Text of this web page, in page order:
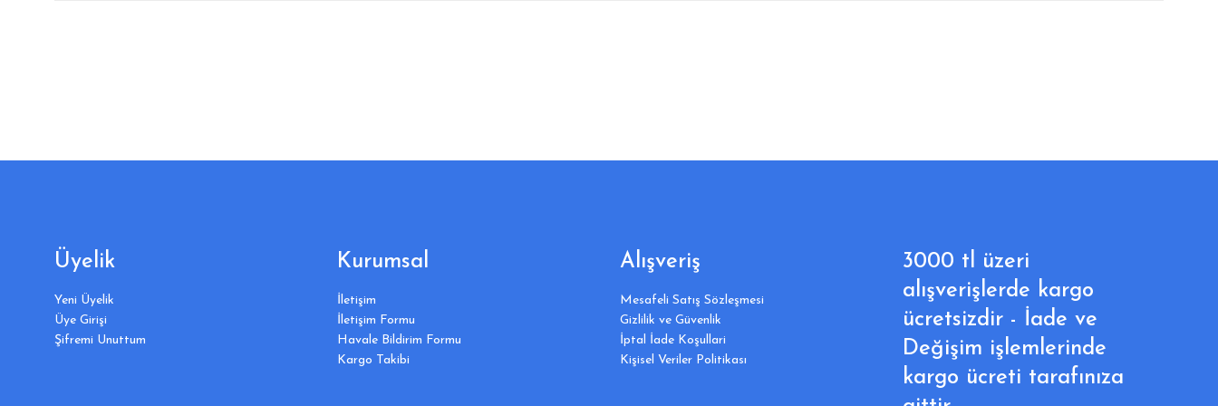
Üyelik
Yeni Üyelik
Üye Girişi
Şifremi Unuttum
Kurumsal
İletişim
İletişim Formu
Havale Bildirim Formu
Kargo Takibi
Alışveriş
Mesafeli Satış Sözleşmesi
Gizlilik ve Güvenlik
İptal İade Koşullari
Kişisel Veriler Politikası
3000 tl üzeri
alışverişlerde kargo
ücretsizdir - İade ve
Değişim işlemlerinde
kargo ücreti tarafınıza